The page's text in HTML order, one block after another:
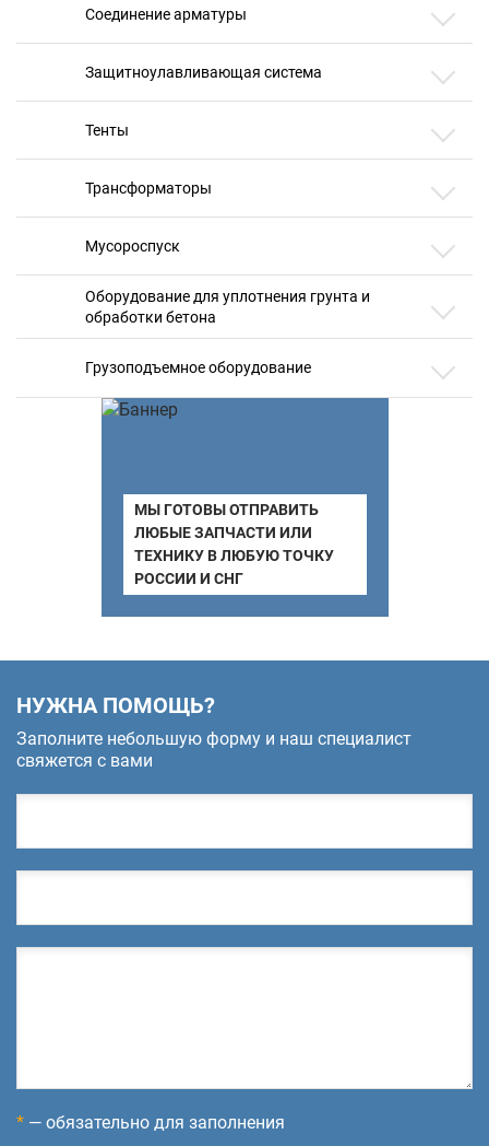
Соединение арматуры
Защитноулавливающая система
Тенты
Трансформаторы
Мусороспуск
Оборудование для уплотнения грунта и
обработки бетона
Грузоподъемное оборудование
МЫ ГОТОВЫ ОТПРАВИТЬ
ЛЮБЫЕ ЗАПЧАСТИ ИЛИ
ТЕХНИКУ В ЛЮБУЮ ТОЧКУ
РОССИИ И СНГ
НУЖНА ПОМОЩЬ?
Заполните небольшую форму и наш специалист
свяжется с вами
* — обязательно для заполнения